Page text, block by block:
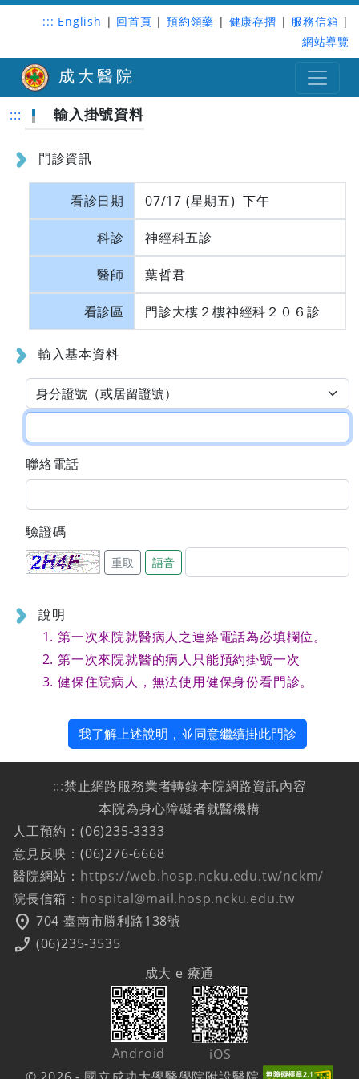
::: English | 回首頁 | 預約領藥 | 健康存摺 | 服務信箱 |
網站導覽
成大醫院
::: 輸入掛號資料
門診資訊
看診日期 07/17 (星期五) 下午
科診 神經科五診
醫師 葉哲君
看診區 門診大樓２樓神經科２０６診
輸入基本資料
聯絡電話
驗證碼
重取 語音
說明
第一次來院就醫病人之連絡電話為必填欄位。
第一次來院就醫的病人只能預約掛號一次
健保住院病人，無法使用健保身份看門診。
我了解上述說明，並同意繼續掛此門診
:::禁止網路服務業者轉錄本院網路資訊內容
本院為身心障礙者就醫機構
人工預約：(06)235-3333
意見反映：(06)276-6668
醫院網站： https://web.hosp.ncku.edu.tw/nckm/
院長信箱： hospital@mail.hosp.ncku.edu.tw
location_on 704 臺南市勝利路138號
phone_enabled (06)235-3535
成大 e 療通
Android
iOS